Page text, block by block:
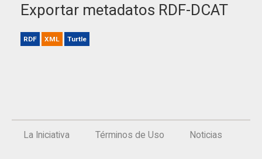
Exportar metadatos RDF-DCAT
RDF XML Turtle
La Iniciativa Términos de Uso Noticias